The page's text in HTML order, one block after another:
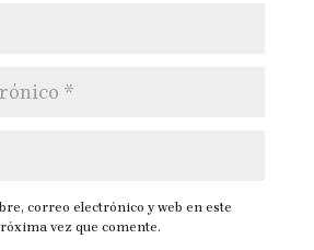
correo electrónico y web en este
vez que comente.